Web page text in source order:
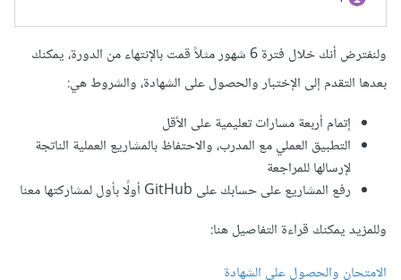
ولنفترض أنك خلال فترة 6 شهور مثلاً قمت بالإنتهاء من الدورة، يمكنك
بعدها التقدم إلى الإختبار والحصول على الشهادة، والشروط هي:
إتمام أربعة مسارات تعليمية على الأقل
التطبيق العملي مع المدرب، والاحتفاظ بالمشاريع العملية الناتجة
لإرسالها للمراجعة
رفع المشاريع على حسابك على GitHub أولًا بأول لمشاركتها معنا
وللمزيد يمكنك قراءة التفاصيل هنا:
الامتحان والحصول على الشهادة